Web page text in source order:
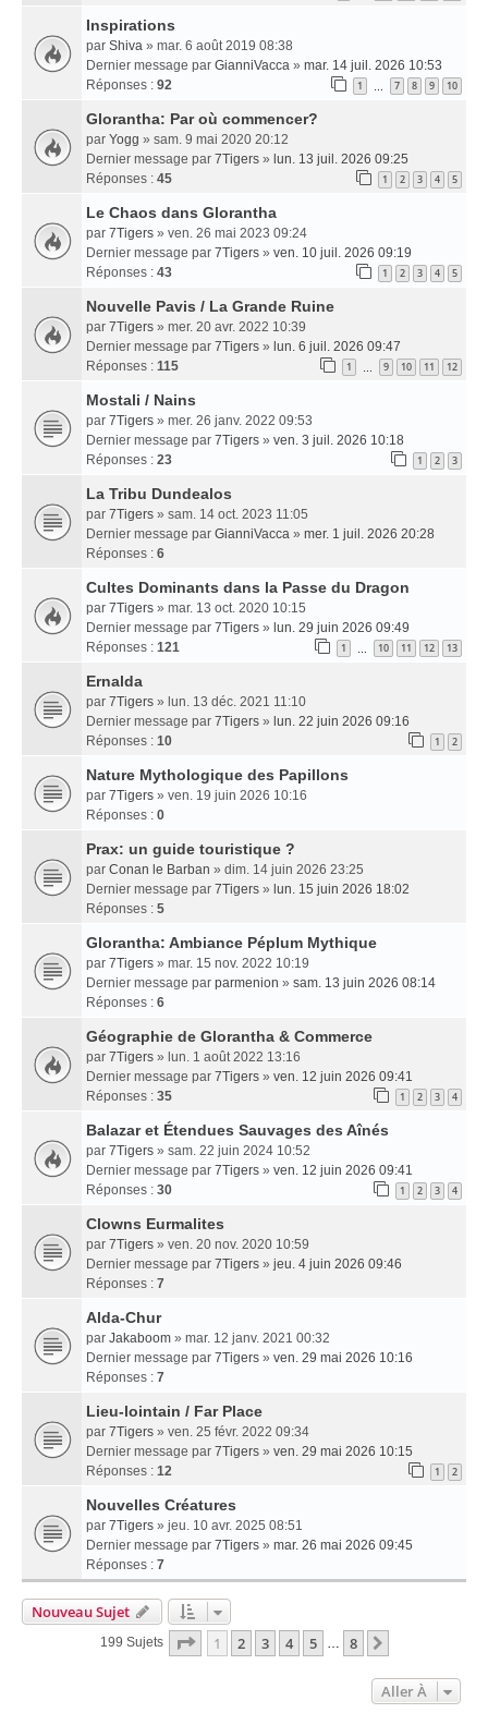
Inspirations
par Shiva » mar. 6 août 2019 08:38
Dernier message par GianniVacca » mar. 14 juil. 2026 10:53
Réponses : 92 1 7 8 9 10
Glorantha: Par où commencer?
par Yogg » sam. 9 mai 2020 20:12
Dernier message par 7Tigers » lun. 13 juil. 2026 09:25
Réponses : 45 1 2 3 4 5
Le Chaos dans Glorantha
par 7Tigers » ven. 26 mai 2023 09:24
Dernier message par 7Tigers » ven. 10 juil. 2026 09:19
Réponses : 43 1 2 3 4 5
Nouvelle Pavis / La Grande Ruine
par 7Tigers » mer. 20 avr. 2022 10:39
Dernier message par 7Tigers » lun. 6 juil. 2026 09:47
Réponses : 115 1 9 10 11 12
Mostali / Nains
par 7Tigers » mer. 26 janv. 2022 09:53
Dernier message par 7Tigers » ven. 3 juil. 2026 10:18
Réponses : 23 1 2 3
La Tribu Dundealos
par 7Tigers » sam. 14 oct. 2023 11:05
Dernier message par GianniVacca » mer. 1 juil. 2026 20:28
Réponses : 6
Cultes Dominants dans la Passe du Dragon
par 7Tigers » mar. 13 oct. 2020 10:15
Dernier message par 7Tigers » lun. 29 juin 2026 09:49
Réponses : 121 1 10 11 12 13
Ernalda
par 7Tigers » lun. 13 déc. 2021 11:10
Dernier message par 7Tigers » lun. 22 juin 2026 09:16
Réponses : 10 1 2
Nature Mythologique des Papillons
par 7Tigers » ven. 19 juin 2026 10:16
Réponses : 0
Prax: un guide touristique ?
par Conan le Barban » dim. 14 juin 2026 23:25
Dernier message par 7Tigers » lun. 15 juin 2026 18:02
Réponses : 5
Glorantha: Ambiance Péplum Mythique
par 7Tigers » mar. 15 nov. 2022 10:19
Dernier message par parmenion » sam. 13 juin 2026 08:14
Réponses : 6
Géographie de Glorantha & Commerce
par 7Tigers » lun. 1 août 2022 13:16
Dernier message par 7Tigers » ven. 12 juin 2026 09:41
Réponses : 35 1 2 3 4
Balazar et Étendues Sauvages des Aînés
par 7Tigers » sam. 22 juin 2024 10:52
Dernier message par 7Tigers » ven. 12 juin 2026 09:41
Réponses : 30 1 2 3 4
Clowns Eurmalites
par 7Tigers » ven. 20 nov. 2020 10:59
Dernier message par 7Tigers » jeu. 4 juin 2026 09:46
Réponses : 7
Alda-Chur
par Jakaboom » mar. 12 janv. 2021 00:32
Dernier message par 7Tigers » ven. 29 mai 2026 10:16
Réponses : 7
Lieu-lointain / Far Place
par 7Tigers » ven. 25 févr. 2022 09:34
Dernier message par 7Tigers » ven. 29 mai 2026 10:15
Réponses : 12 1 2
Nouvelles Créatures
par 7Tigers » jeu. 10 avr. 2025 08:51
Dernier message par 7Tigers » mar. 26 mai 2026 09:45
Réponses : 7
Nouveau Sujet
199 Sujets Page 1Sur8
1 2 3 4 5 … 8
Aller À